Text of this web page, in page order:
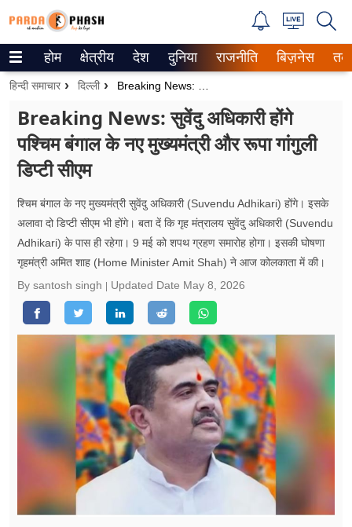
Trending on Google News
वेब स्टोरीज
उत्तर प्रदेश
वीडियो
रिलेशनशिप
जीवन मंत्रा
शिक्षा
होम क्षेत्रीय देश दुनिया राजनीति बिज़नेस
हिन्दी समाचार दिल्ली
Breaking News: सुवेंदु अधिकारी होंगे
पश्चिम बंगाल के नए मुख्यमंत्री और रूपा गांगुली
डिप्टी सीएम
श्चिम बंगाल के नए मुख्यमंत्री सुवेंदु अधिकारी (Suvendu Adhikari) होंगे। इसके
अलावा दो डिप्टी सीएम भी होंगे। बता दें कि गृह मंत्रालय सुवेंदु अधिकारी (Suvendu
Adhikari) के पास ही रहेगा। 9 मई को शपथ ग्रहण समारोह होगा। इसकी घोषणा
गृहमंत्री अमित शाह (Home Minister Amit Shah) ने आज कोलकाता में की।
By santosh singh
Updated Date May 8, 2026